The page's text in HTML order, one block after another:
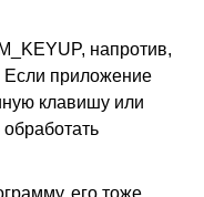
напротив,
Если приложение
клавишу или
его тоже